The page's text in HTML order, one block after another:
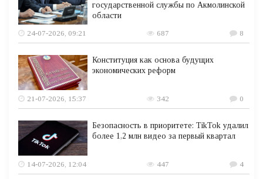
государственной службы по Акмолинской
области
24-07-2026, 09:21
687 8
Конституция как основа будущих
экономических реформ
21-07-2026, 15:37 342 0
Безопасность в приоритете: TikTok удалил
более 1,2 млн видео за первый квартал
14-07-2026, 12:04 447 4